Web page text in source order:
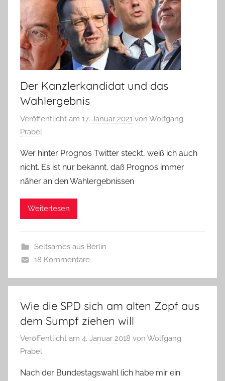
Der Kanzlerkandidat und das
Wahlergebnis
Veröffentlicht am 17. Januar 2021 von Wolfgang
Prabel
Wer hinter Prognos Twitter steckt, weiß ich auch
nicht. Es ist nur bekannt, daß Prognos immer
näher an den Wahlergebnissen
Weiterlesen
Seltsames aus Berlin
18 Kommentare
Wie die SPD sich am alten Zopf aus
dem Sumpf ziehen will
Veröffentlicht am 4. Januar 2018 von Wolfgang
Prabel
Nach der Bundestagswahl (ich habe mir ein